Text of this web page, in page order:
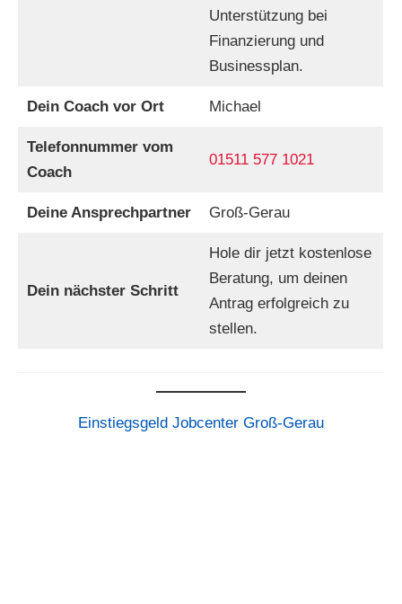
Unterstützung bei
Finanzierung und
Businessplan.
Dein Coach vor Ort Michael
Telefonnummer vom
Coach
01511 577 1021
Deine Ansprechpartner Groß-Gerau
Dein nächster Schritt
Hole dir jetzt kostenlose
Beratung, um deinen
Antrag erfolgreich zu
stellen.
Einstiegsgeld Jobcenter Groß-Gerau